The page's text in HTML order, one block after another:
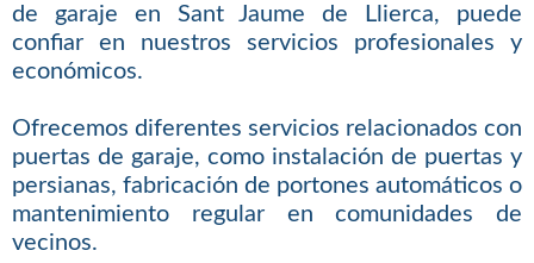
de garaje en Sant Jaume de Llierca, puede
confiar en nuestros servicios profesionales y
económicos.
Ofrecemos diferentes servicios relacionados con
puertas de garaje, como instalación de puertas y
persianas, fabricación de portones automáticos o
mantenimiento regular en comunidades de
vecinos.